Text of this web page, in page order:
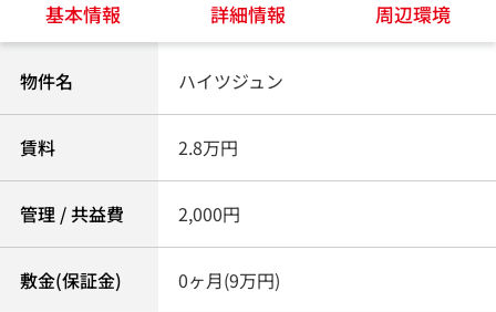
基本情報 詳細情報 周辺環境
物件名 ハイツジュン
賃料 2.8万円
管理 / 共益費 2,000円
敷金(保証金) 0ヶ月(9万円)